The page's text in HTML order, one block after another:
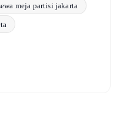
meja partisi jakarta